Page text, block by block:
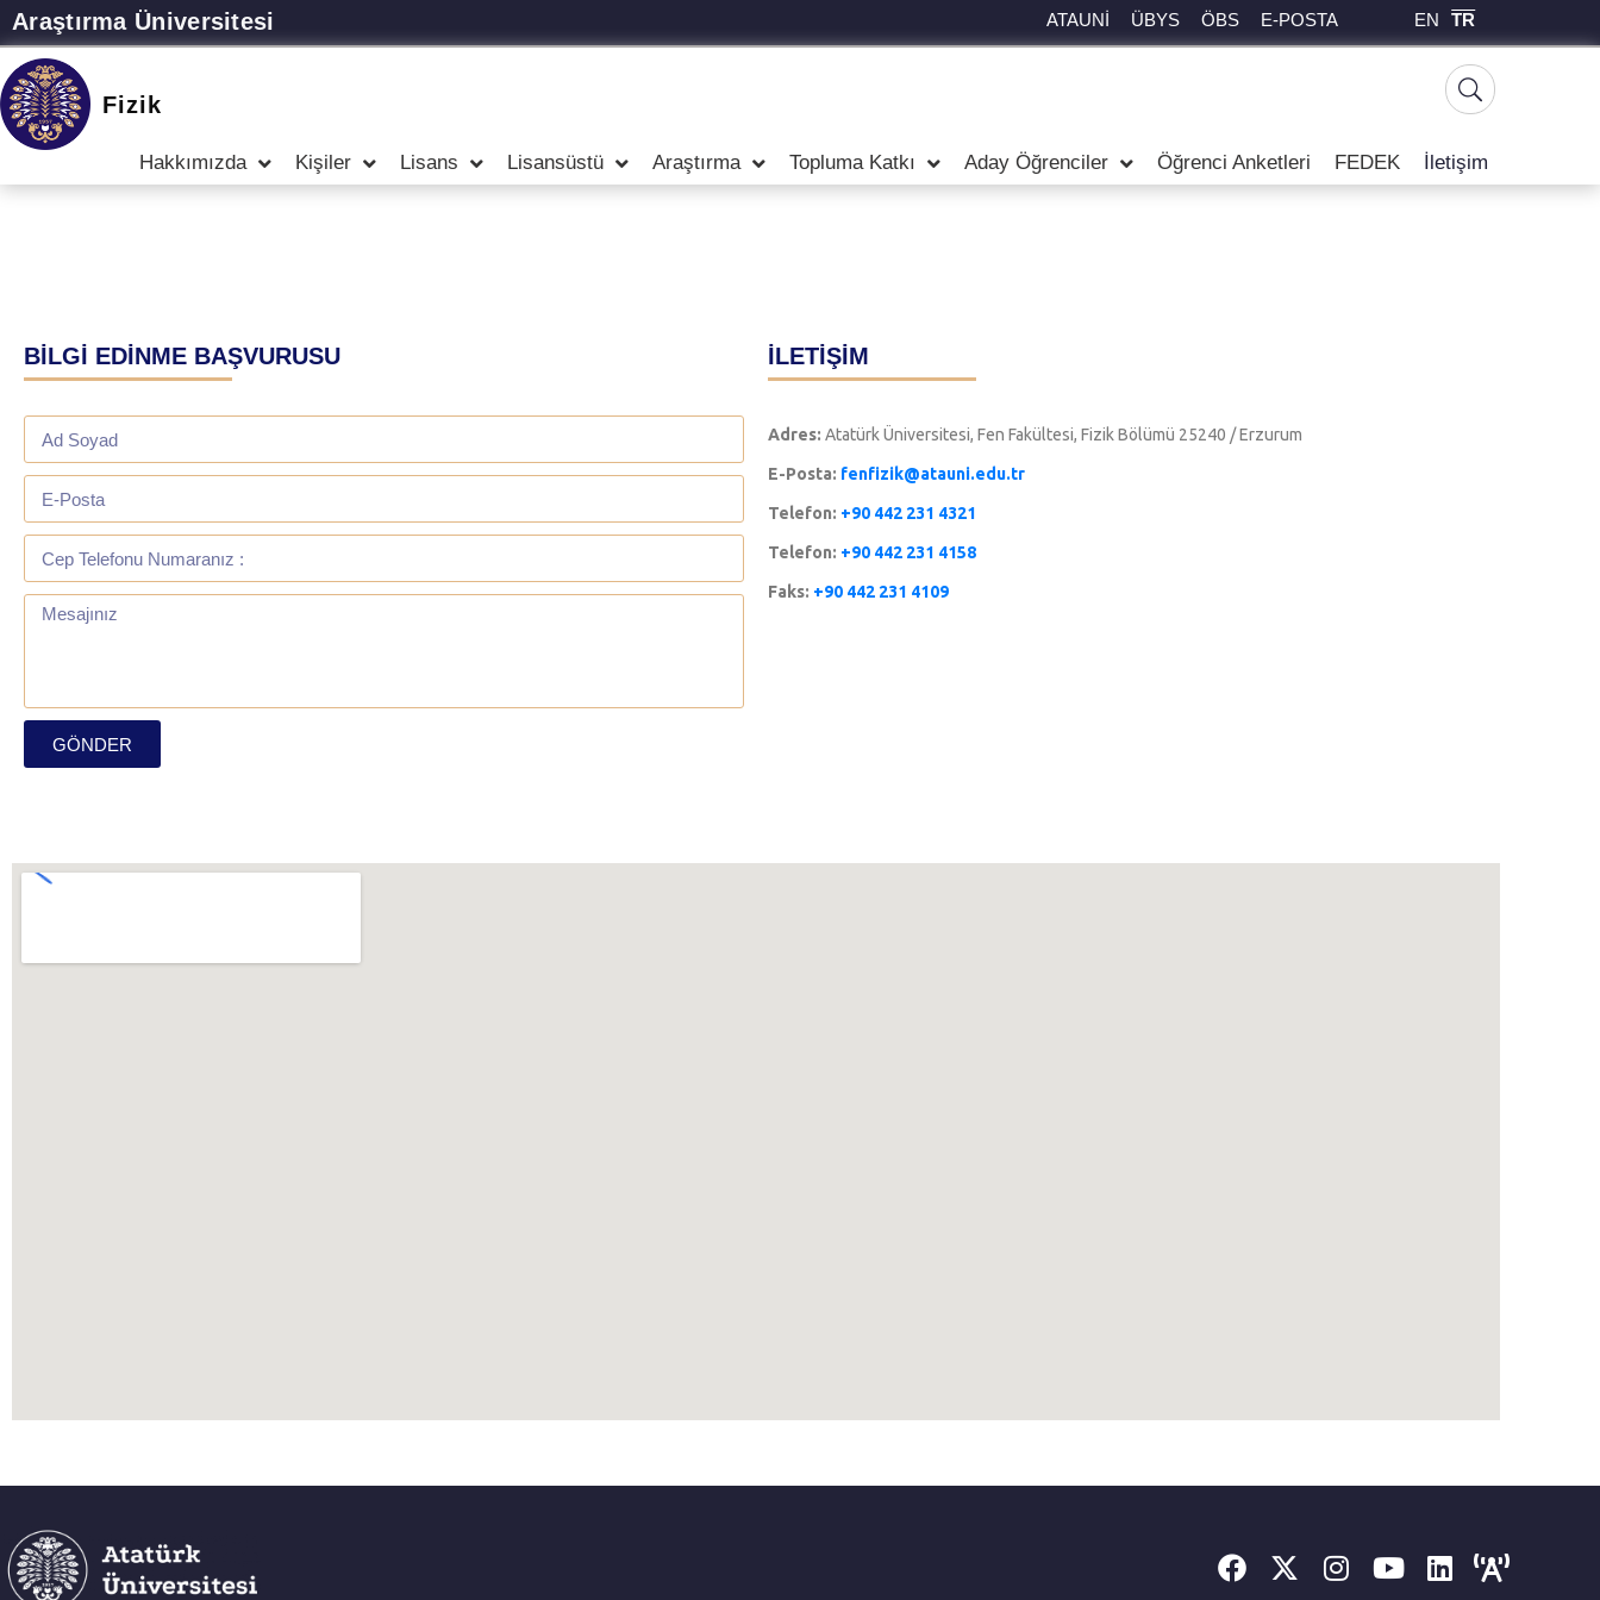
Araştırma Üniversitesi ATAUNİ ÜBYS ÖBS E-POSTA EN TR
Fizik
Hakkımızda Kişiler Lisans Lisansüstü Araştırma Topluma Katkı Aday Öğrenciler Öğrenci Anketleri FEDEK İletişim
BİLGİ EDİNME BAŞVURUSU
GÖNDER
İLETİŞİM
Adres: Atatürk Üniversitesi, Fen Fakültesi, Fizik Bölümü 25240 / Erzurum
E-Posta: fenfizik@atauni.edu.tr
Telefon: +90 442 231 4321
Telefon: +90 442 231 4158
Faks: +90 442 231 4109